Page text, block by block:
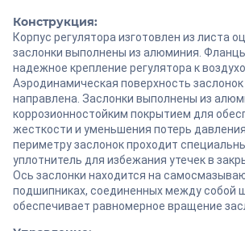
Конструкция:
Корпус регулятора изготовлен из листа
заслонки выполнены из алюминия.
надежное крепление регулятора к
Аэродинамическая поверхность
направлена. Заслонки выполнены из
коррозионностойким покрытием для
жесткости и уменьшения потерь
периметру заслонок проходит
уплотнитель для избежания утечек в
Ось заслонки находится на
подшипниках, соединенных между собой
обеспечивает равномерное вращение